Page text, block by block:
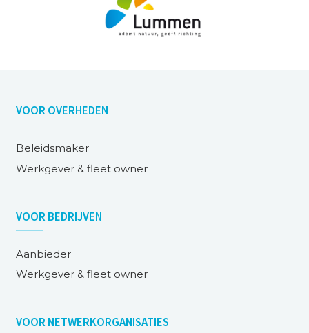
VOOROVERHEDEN
Beleidsmaker
Werkgever & fleet owner
VOORBEDRIJVEN
Aanbieder
Werkgever & fleet owner
VOORNETWERKORGANISATIES